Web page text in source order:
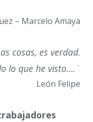
– Marcelo Amaya
cosas, es verdad.
lo que he visto….¨
León Felipe